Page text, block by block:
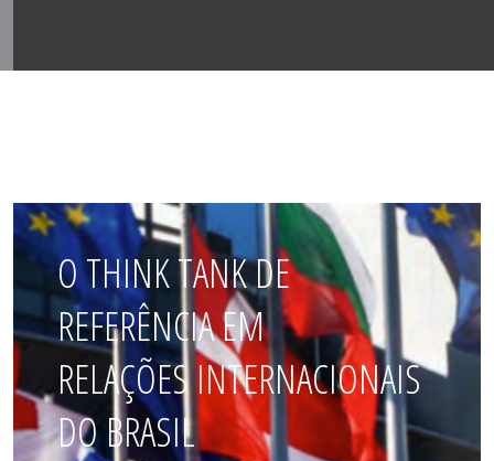
O THINK TANK DE
REFERÊNCIA EM
RELAÇÕES INTERNACIONAIS
DO BRASIL